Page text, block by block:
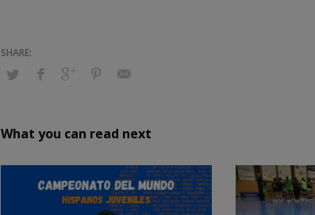
What you can read next